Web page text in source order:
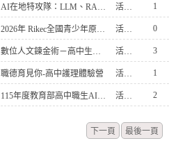
AI在地特攻隊：LLM、RAG 與 AI Coding 實戰營 活動組長 1
2026年 Rikec全國青少年原住民族法律營 活動組長 0
數位人文鍊金術－高中生體驗營 活動組長 3
職德育見你-高中護理體驗營 活動組長 1
115年度教育部高中職生AI永續新世代創造營 活動組長 2
下一頁 最後一頁